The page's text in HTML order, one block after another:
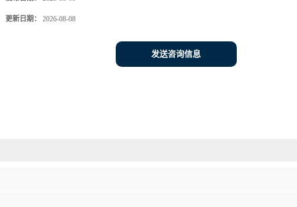
更新日期： 2026-08-08
发送咨询信息